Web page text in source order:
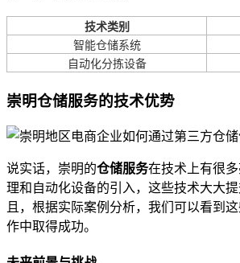
技术类别
智能仓储系统
自动化分拣设备
崇明仓储服务的技术优势
说实话，崇明的仓储服务在技术上有很
理和自动化设备的引入，这些技术大大
且，根据实际案例分析，我们可以看到
作中取得成功。